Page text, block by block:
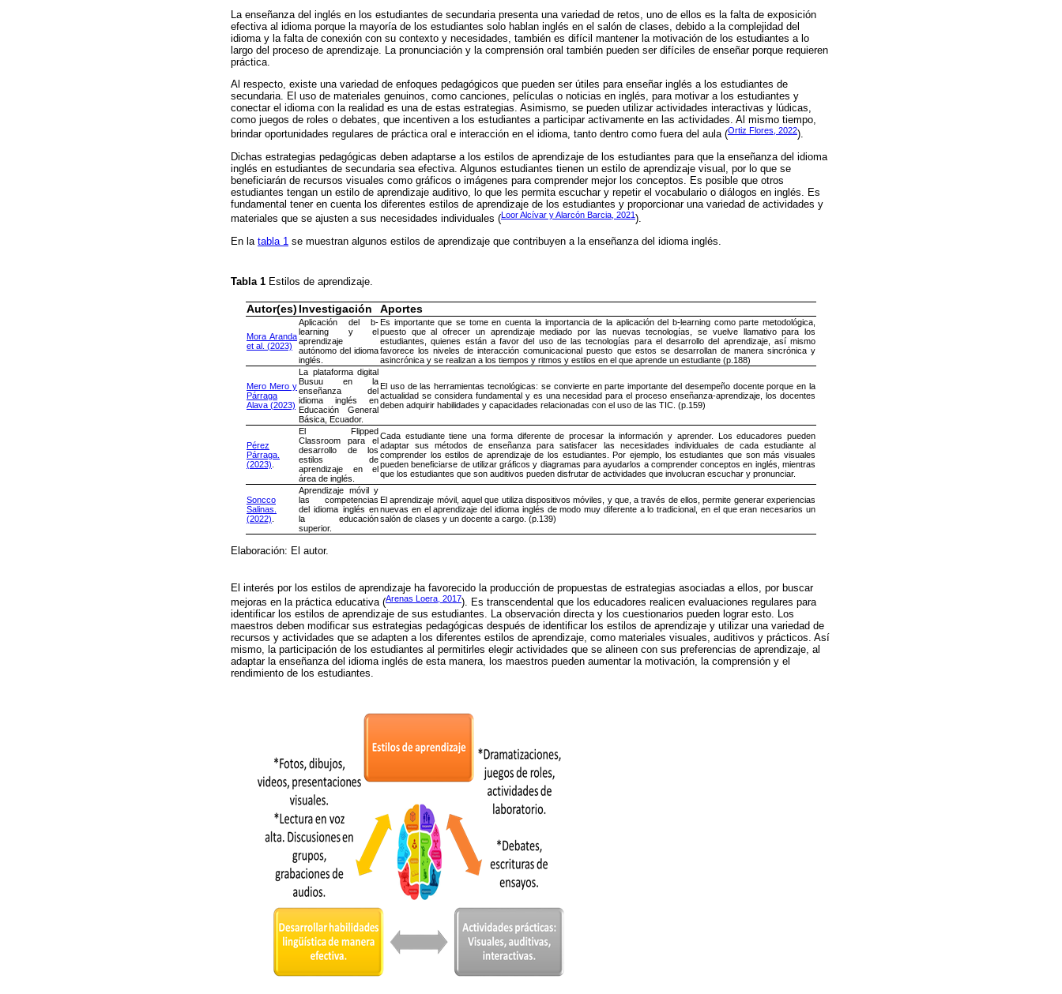
La enseñanza del inglés en los estudiantes de secundaria presenta una variedad de retos, uno de ellos es la falta de exposición
efectiva al idioma porque la mayoría de los estudiantes solo hablan inglés en el salón de clases, debido a la complejidad del
idioma y la falta de conexión con su contexto y necesidades, también es difícil mantener la motivación de los estudiantes a lo
largo del proceso de aprendizaje. La pronunciación y la comprensión oral también pueden ser difíciles de enseñar porque requieren
práctica.
Al respecto, existe una variedad de enfoques pedagógicos que pueden ser útiles para enseñar inglés a los estudiantes de
secundaria. El uso de materiales genuinos, como canciones, películas o noticias en inglés, para motivar a los estudiantes y
conectar el idioma con la realidad es una de estas estrategias. Asimismo, se pueden utilizar actividades interactivas y lúdicas,
como juegos de roles o debates, que incentiven a los estudiantes a participar activamente en las actividades. Al mismo tiempo,
brindar oportunidades regulares de práctica oral e interacción en el idioma, tanto dentro como fuera del aula (Ortiz Flores, 2022).
Dichas estrategias pedagógicas deben adaptarse a los estilos de aprendizaje de los estudiantes para que la enseñanza del idioma
inglés en estudiantes de secundaria sea efectiva. Algunos estudiantes tienen un estilo de aprendizaje visual, por lo que se
beneficiarán de recursos visuales como gráficos o imágenes para comprender mejor los conceptos. Es posible que otros
estudiantes tengan un estilo de aprendizaje auditivo, lo que les permita escuchar y repetir el vocabulario o diálogos en inglés. Es
fundamental tener en cuenta los diferentes estilos de aprendizaje de los estudiantes y proporcionar una variedad de actividades y
materiales que se ajusten a sus necesidades individuales (Loor Alcívar y Alarcón Barcia, 2021).
En la tabla 1 se muestran algunos estilos de aprendizaje que contribuyen a la enseñanza del idioma inglés.
Tabla 1 Estilos de aprendizaje.
Autor(es) Investigación Aportes
Mora Aranda
et al. (2023)
Aplicación del b-
learning y el
aprendizaje
autónomo del idioma
inglés.
Es importante que se tome en cuenta la importancia de la aplicación del b-learning como parte metodológica,
puesto que al ofrecer un aprendizaje mediado por las nuevas tecnologías, se vuelve llamativo para los
estudiantes, quienes están a favor del uso de las tecnologías para el desarrollo del aprendizaje, así mismo
favorece los niveles de interacción comunicacional puesto que estos se desarrollan de manera sincrónica y
asincrónica y se realizan a los tiempos y ritmos y estilos en el que aprende un estudiante (p.188)
Mero Mero y
Párraga
Alava (2023)
La plataforma digital
Busuu en la
enseñanza del
idioma inglés en
Educación General
Básica, Ecuador.
El uso de las herramientas tecnológicas: se convierte en parte importante del desempeño docente porque en la
actualidad se considera fundamental y es una necesidad para el proceso enseñanza-aprendizaje, los docentes
deben adquirir habilidades y capacidades relacionadas con el uso de las TIC. (p.159)
Pérez
Párraga.
(2023)
El Flipped
Classroom para el
desarrollo de los
estilos de
aprendizaje en el
área de inglés.
Cada estudiante tiene una forma diferente de procesar la información y aprender. Los educadores pueden
adaptar sus métodos de enseñanza para satisfacer las necesidades individuales de cada estudiante al
comprender los estilos de aprendizaje de los estudiantes. Por ejemplo, los estudiantes que son más visuales
pueden beneficiarse de utilizar gráficos y diagramas para ayudarlos a comprender conceptos en inglés, mientras
que los estudiantes que son auditivos pueden disfrutar de actividades que involucran escuchar y pronunciar.
Soncco
Salinas.
(2022)
Aprendizaje móvil y
las competencias
del idioma inglés en
la educación
superior.
El aprendizaje móvil, aquel que utiliza dispositivos móviles, y que, a través de ellos, permite generar experiencias
nuevas en el aprendizaje del idioma inglés de modo muy diferente a lo tradicional, en el que eran necesarios un
salón de clases y un docente a cargo. (p.139)
Elaboración: El autor.
El interés por los estilos de aprendizaje ha favorecido la producción de propuestas de estrategias asociadas a ellos, por buscar
mejoras en la práctica educativa (Arenas Loera, 2017). Es transcendental que los educadores realicen evaluaciones regulares para
identificar los estilos de aprendizaje de sus estudiantes. La observación directa y los cuestionarios pueden lograr esto. Los
maestros deben modificar sus estrategias pedagógicas después de identificar los estilos de aprendizaje y utilizar una variedad de
recursos y actividades que se adapten a los diferentes estilos de aprendizaje, como materiales visuales, auditivos y prácticos. Así
mismo, la participación de los estudiantes al permitirles elegir actividades que se alineen con sus preferencias de aprendizaje, al
adaptar la enseñanza del idioma inglés de esta manera, los maestros pueden aumentar la motivación, la comprensión y el
rendimiento de los estudiantes.